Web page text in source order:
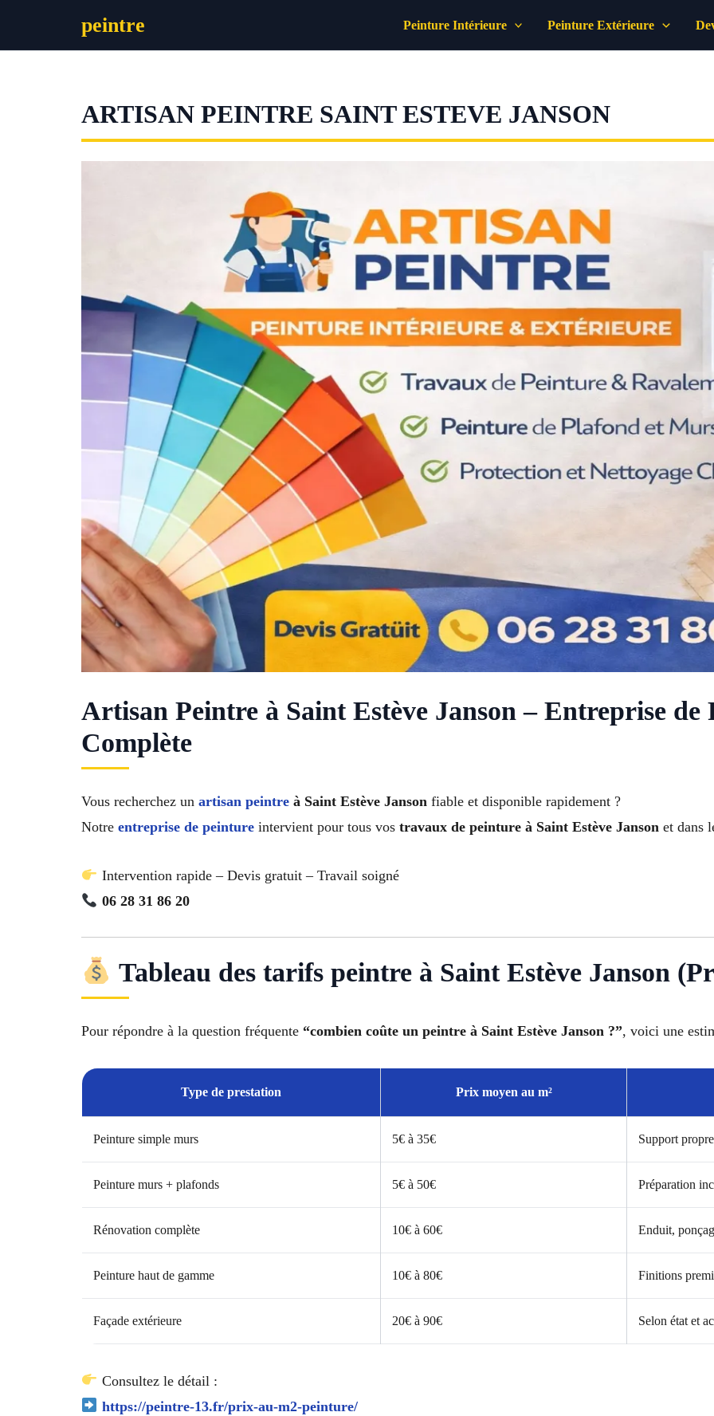
contenu
peintre Peinture Intérieure Peinture Extérieure
ARTISAN PEINTRE SAINT ESTEVE JANSON
Artisan Peintre à Saint Estève Janson – Entreprise
Complète
Vous recherchez un artisan peintre à Saint Estève Janson fiable et disponible rapidement ?
Notre entreprise de peinture intervient pour tous vos travaux de peinture à Saint Estève Janson et dans
Intervention rapide – Devis gratuit – Travail soigné
06 28 31 86 20
Tableau des tarifs peintre à Saint Estève Janson
Pour répondre à la question fréquente “combien coûte un peintre à Saint Estève Janson ?”, voici une
Type de prestation Prix moyen au m²
Peinture simple murs 5€ à 35€ Support
Peinture murs + plafonds 5€ à 50€ Préparation
Rénovation complète 10€ à 60€ Enduit,
Peinture haut de gamme 10€ à 80€ Finitions
Façade extérieure 20€ à 90€ Selon état et
Consultez le détail :
https://peintre-13.fr/prix-au-m2-peinture/